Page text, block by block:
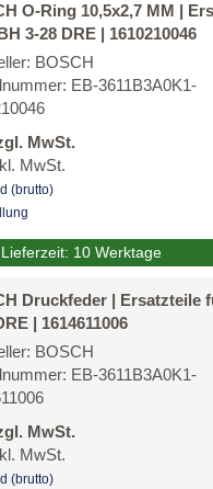
O-Ring 10,5x2,7 MM |
3-28 DRE | 1610210046
BOSCH
EB-3611B3A0K1-
MwSt.
MwSt.
(brutto)
Lieferzeit: 10 Werktage
Druckfeder | Ersatzteile
| 1614611006
BOSCH
EB-3611B3A0K1-
MwSt.
MwSt.
(brutto)